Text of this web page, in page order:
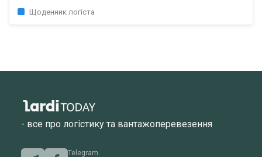
Щоденник логіста
- все про логістику та вантажоперевезення
Telegram